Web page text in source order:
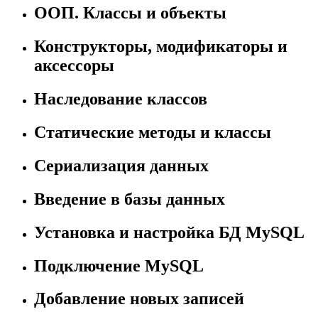
ООП. Классы и объекты
Конструкторы, модификаторы и
аксессоры
Наследование классов
Статические методы и классы
Сериализация данных
Введение в базы данных
Установка и настройка БД MySQL
Подключение MySQL
Добавление новых записей